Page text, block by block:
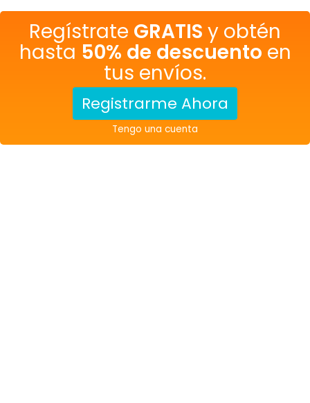
Regístrate GRATIS y obtén
hasta 50% de descuento en
tus envíos.
Registrarme Ahora
Tengo una cuenta